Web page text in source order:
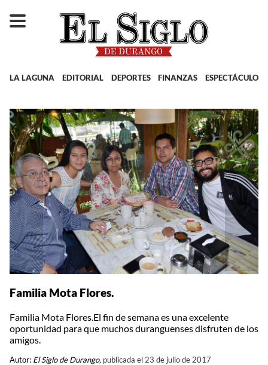
LA LAGUNA EDITORIAL DEPORTES FINANZAS ESPECTÁCULOS
Familia Mota Flores.
Familia Mota Flores.El fin de semana es una excelente
oportunidad para que muchos duranguenses disfruten de los
amigos.
Autor: El Siglo de Durango, publicada el 23 de julio de 2017